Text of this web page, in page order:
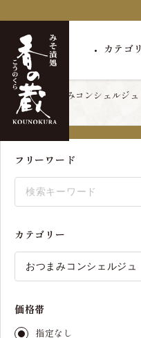
カテゴ
トップ おつまみコンシェルジュ
フリーワード
カテゴリー
価格帯
指定なし